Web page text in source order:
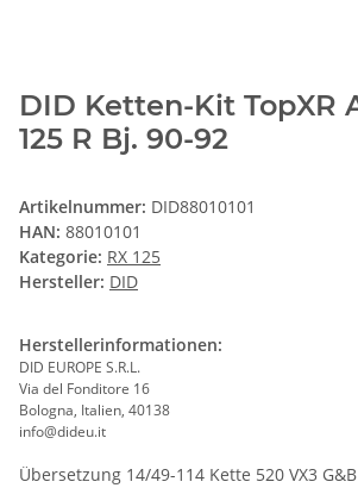
DID Ketten-Kit TopXR
125 R Bj. 90-92
Artikelnummer: DID88010101
HAN: 88010101
Kategorie: RX 125
Hersteller: DID
Herstellerinformationen:
DID EUROPE S.R.L.
Via del Fonditore 16
Bologna, Italien, 40138
info@dideu.it
Übersetzung 14/49-114 Kette 520 VX3 G&B